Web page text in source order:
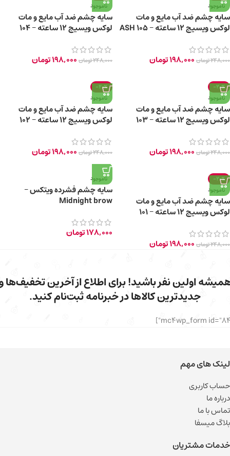
ناموجود
سایه چشم ضد آب مایع و مات
لوکس ویسیج 12 ساعته – 105 ASH
248,000تومان 198,000تومان
ناموجود
سایه چشم ضد آب مایع و مات
لوکس ویسیج 12 ساعته – 104
248,000تومان 198,000تومان
-20%
ناموجود
سایه چشم ضد آب مایع و مات
لوکس ویسیج 12 ساعته – 103
248,000تومان 198,000تومان
-20%
ناموجود
سایه چشم ضد آب مایع و مات
لوکس ویسیج 12 ساعته – 102
248,000تومان 198,000تومان
-20%
ناموجود
سایه چشم ضد آب مایع و مات
لوکس ویسیج 12 ساعته – 101
248,000تومان 198,000تومان
ناموجود
سایه چشم فشرده ویتکس –
Midnight brow
178,000تومان
اولین نفر باشید! برای اطلاع از آخرین تخفیف‌ها
جدیدترین کالاها در خبرنامه ثبت‌نام کنید.
لینک های مهم
حساب کاربری
درباره ما
تماس با ما
بلاگ میسفا
خدمات مشتریان